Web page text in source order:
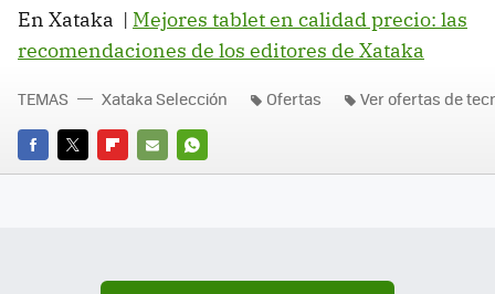
En Xataka | Mejores tablet en calidad precio: las
recomendaciones de los editores de Xataka
FACEBOOK
TWITTERFLIPBOARD
E-
WHATSAPP
TEMAS Xataka Selección Ofertas Ver ofertas de